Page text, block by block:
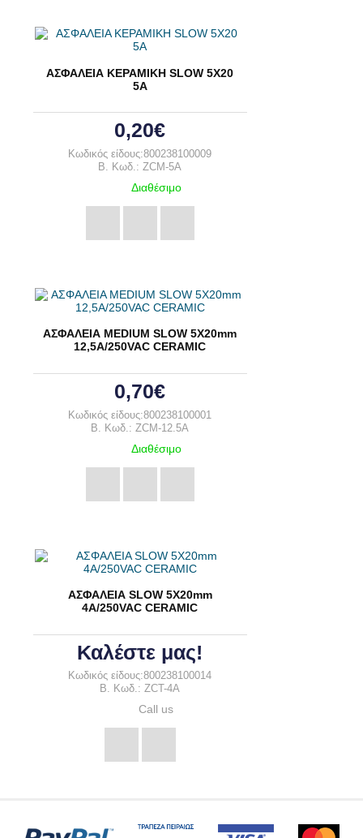
ΑΣΦΑΛΕΙΑ ΚΕΡΑΜΙΚΗ SLOW 5Χ20
5Α
0,20€
Κωδικός είδους:800238100009
B. Κωδ.: ZCM-5A
Διαθέσιμο
ΑΣΦΑΛΕΙΑ MEDIUM SLOW 5X20mm
12,5A/250VAC CERAMIC
0,70€
Κωδικός είδους:800238100001
B. Κωδ.: ZCM-12.5A
Διαθέσιμο
ΑΣΦΑΛΕΙΑ SLOW 5X20mm
4A/250VAC CERAMIC
Καλέστε μας!
Κωδικός είδους:800238100014
B. Κωδ.: ZCT-4A
Call us